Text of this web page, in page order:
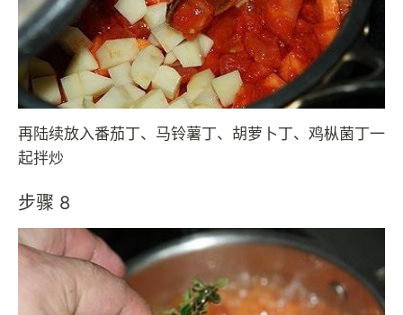
再陆续放入番茄丁、马铃薯丁、胡萝卜丁、鸡枞菌丁一
起拌炒
步骤 8